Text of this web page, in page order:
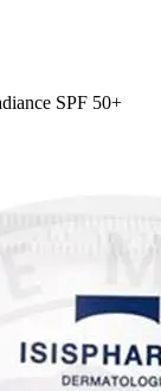
SPF 50+